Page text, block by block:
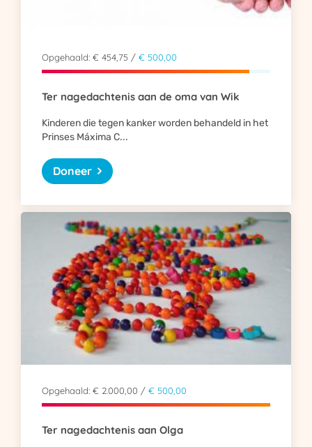
Opgehaald: € 454,75 / € 500,00
Ter nagedachtenis aan de oma van Wik
Kinderen die tegen kanker worden behandeld in het
Prinses Máxima C...
Doneer
Opgehaald: € 2.000,00 / € 500,00
Ter nagedachtenis aan Olga